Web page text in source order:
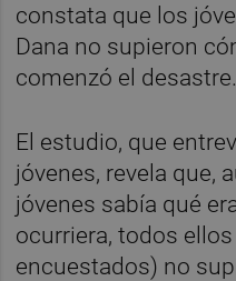
constata que los
Dana no supieron
comenzó el desastre.
El estudio, que
jóvenes, revela que,
jóvenes sabía qué
ocurriera, todos
encuestados) no